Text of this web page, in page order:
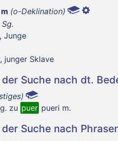
(o-Deklination)
Junge
junger Sklave
Suche nach dt.
zu puer pueri m.
Suche nach